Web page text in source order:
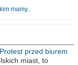
mamy..
przed biurem
miast, to